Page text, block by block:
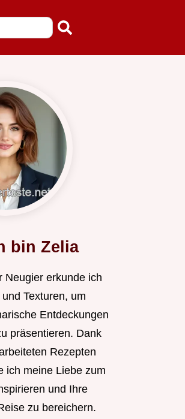
bin Zelia
Neugier erkunde ich
Texturen, um
Entdeckungen
präsentieren. Dank
Rezepten
ich meine Liebe zum
und Ihre
zu bereichern.